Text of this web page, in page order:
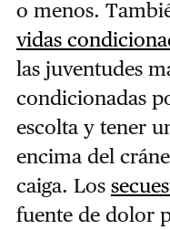
o menos.
vidas
las juventudes
condicionadas
escolta y tener
encima del
caiga. Los
fuente de dolor